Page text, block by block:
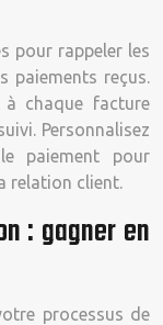
pour rappeler les
paiements reçus.
chaque facture
Personnalisez
paiement pour
relation client.
: gagner en
processus de